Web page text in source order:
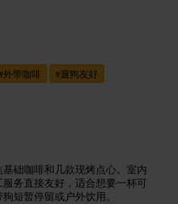
外带咖啡 #遛狗友好
础咖啡和几款现烤点心。室内
务直接友好，适合想要一杯可
短暂停留或户外饮用。